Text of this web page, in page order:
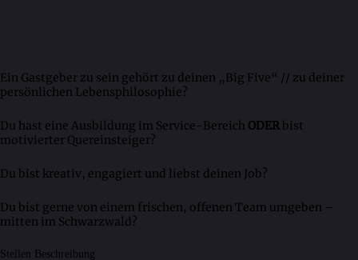
Ein Gastgeber zu sein gehört zu deinen „Big Five“ // zu deiner
persönlichen Lebensphilosophie?
Du hast eine Ausbildung im Service-Bereich ODER bist
motivierter Quereinsteiger?
Du bist kreativ, engagiert und liebst deinen Job?
Du bist gerne von einem frischen, offenen Team umgeben –
mitten im Schwarzwald?
Stellen Beschreibung